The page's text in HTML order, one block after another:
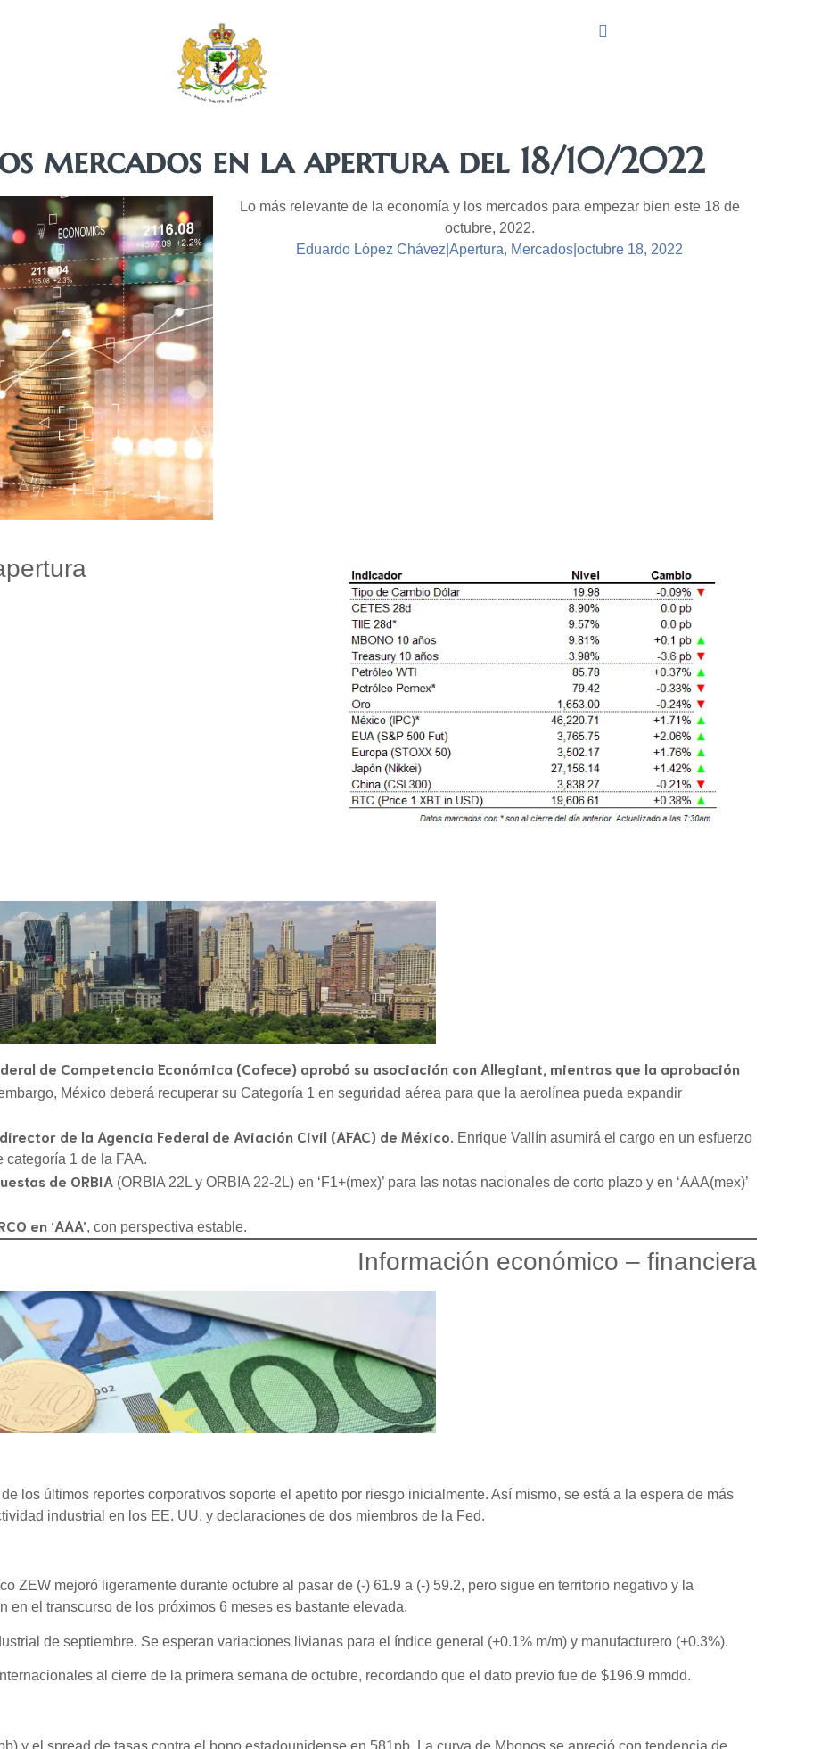
mercados en la apertura del 18/10/2022
Lo más relevante de la economía y los mercados para empezar bien este 18 de
octubre, 2022.
Eduardo López Chávez Apertura, Mercados octubre 18, 2022
de Competencia Económica (Cofece) aprobó su asociación con Allegiant, mientras que la aprobación
México deberá recuperar su Categoría 1 en seguridad aérea para que la aerolínea pueda expandir
de la Agencia Federal de Aviación Civil (AFAC) de México.
Enrique Vallín asumirá el cargo en un esfuerzo
categoría 1 de la FAA.
de ORBIA (ORBIA 22L y ORBIA 22-2L) en ‘F1+(mex)’ para las notas nacionales de corto plazo y en ‘AAA(mex)’
en ‘AAA’, con perspectiva estable.
Información económico – financiera
los últimos reportes corporativos soporte el apetito por riesgo inicialmente. Así mismo, se está a la espera de más
industrial en los EE. UU. y declaraciones de dos miembros de la Fed.
mejoró ligeramente durante octubre al pasar de (-) 61.9 a (-) 59.2, pero sigue en territorio negativo y la
en el transcurso de los próximos 6 meses es bastante elevada.
de septiembre. Se esperan variaciones livianas para el índice general (+0.1% m/m) y manufacturero (+0.3%).
al cierre de la primera semana de octubre, recordando que el dato previo fue de $196.9 mmdd.
y el spread de tasas contra el bono estadounidense en 581pb. La curva de Mbonos se apreció con tendencia de